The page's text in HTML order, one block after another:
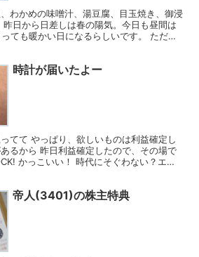
わかめの味噌汁、湯豆腐、目玉焼き、御浸
日から日差しは春の陽気。今日も昼間は
ても暖かい日になるらしいです。 ただ、
時計が届いたよー
てて やっぱり、欲しいものは利益確定し
るから 昨日利益確定したので、その場で
かっこいい！ 時代にそぐわない？エナ
帝人(3401)の株主特典